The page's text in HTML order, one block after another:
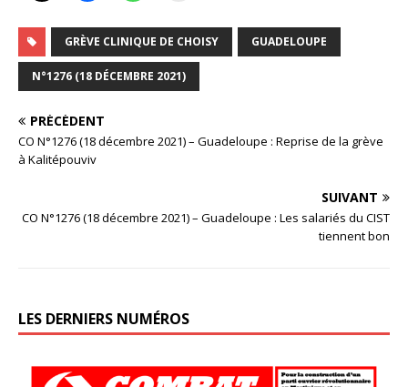
GRÈVE CLINIQUE DE CHOISY GUADELOUPE
N°1276 (18 DÉCEMBRE 2021)
PRÉCÉDENT
CO N°1276 (18 décembre 2021) – Guadeloupe : Reprise de la grève
à Kalitépouviv
SUIVANT
CO N°1276 (18 décembre 2021) – Guadeloupe : Les salariés du CIST
tiennent bon
LES DERNIERS NUMÉROS